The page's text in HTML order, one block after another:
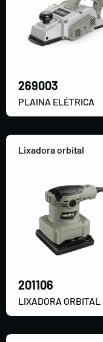
269003
PLAINA ELÉTRICA
Lixadora orbital
201106
LIXADORA ORBITAL